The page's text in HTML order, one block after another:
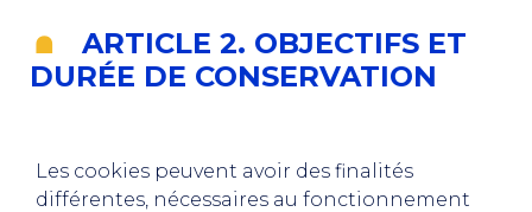
ARTICLE 2. OBJECTIFS ET
DURÉE DE CONSERVATION
Les cookies peuvent avoir des finalités
différentes, nécessaires au fonctionnement